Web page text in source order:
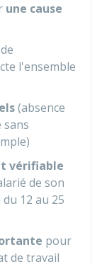
une cause
l'ensemble
(absence
sans
vérifiable
de son
12 au 25
pour
de travail